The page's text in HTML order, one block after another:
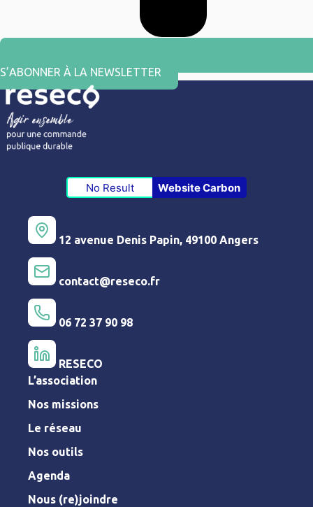
S’ABONNER À LA NEWSLETTER
No Result Website Carbon
12 avenue Denis Papin, 49100 Angers
contact@reseco.fr
06 72 37 90 98
RESECO
L’association
Nos missions
Le réseau
Nos outils
Agenda
Nous (re)joindre